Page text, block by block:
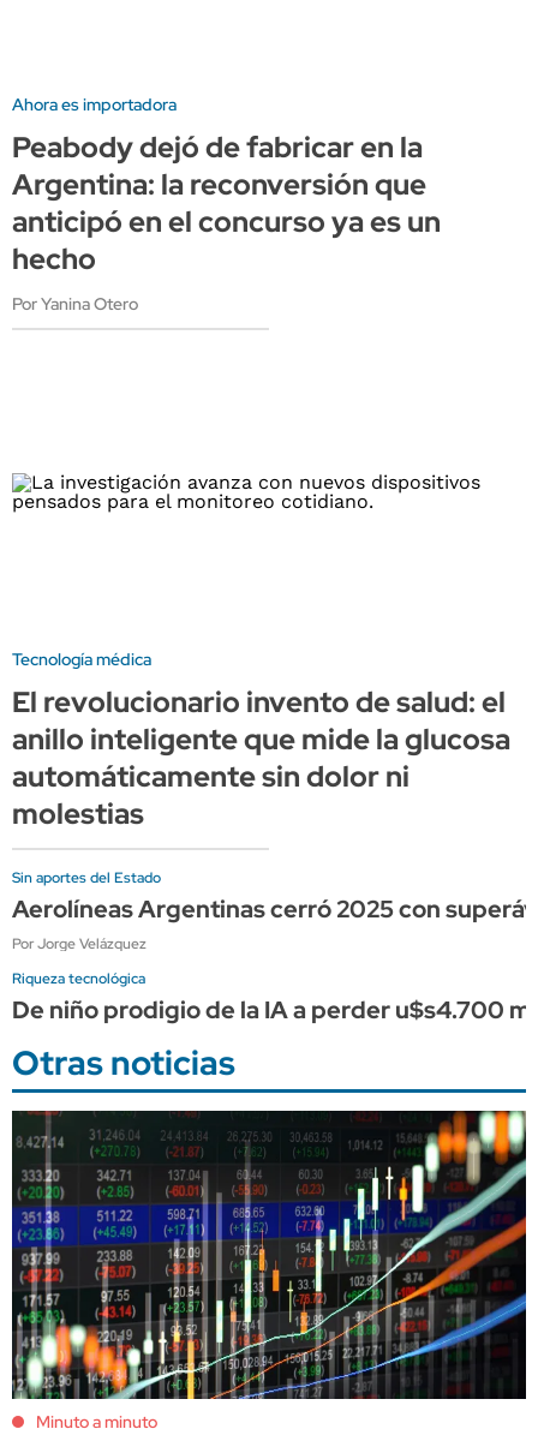
Ahora es importadora
Peabody dejó de fabricar en la
Argentina: la reconversión que
anticipó en el concurso ya es un
hecho
Por Yanina Otero
Tecnología médica
El revolucionario invento de salud: el
anillo inteligente que mide la glucosa
automáticamente sin dolor ni
molestias
Sin aportes del Estado
Aerolíneas Argentinas cerró 2025 con
Por Jorge Velázquez
Riqueza tecnológica
De niño prodigio de la IA a perder u$s4.700
Otras noticias
Minuto a minuto